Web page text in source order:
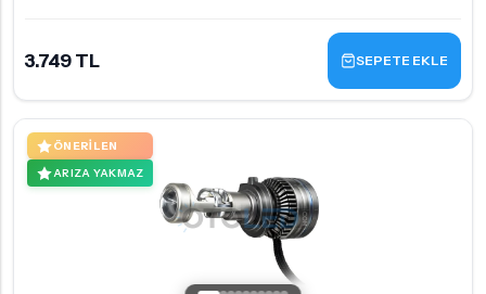
3.749 TL SEPETE EKLE
ÖNERILEN
ARIZA YAKMAZ